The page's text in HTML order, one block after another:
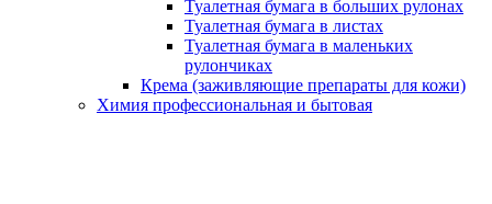
Туалетная бумага в больших рулонах
Туалетная бумага в листах
Туалетная бумага в маленьких
рулончиках
Крема (заживляющие препараты для кожи)
Химия профессиональная и бытовая